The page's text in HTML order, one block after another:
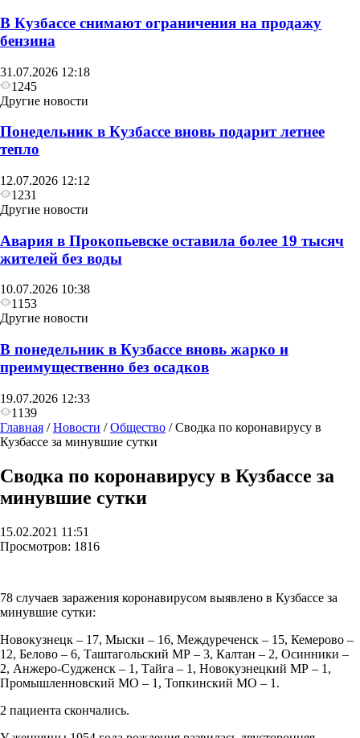
В Кузбассе снимают ограничения на продажу
бензина
31.07.2026 12:18
1245
Другие новости
Понедельник в Кузбассе вновь подарит летнее
тепло
12.07.2026 12:12
1231
Другие новости
Авария в Прокопьевске оставила более 19 тысяч
жителей без воды
10.07.2026 10:38
1153
Другие новости
В понедельник в Кузбассе вновь жарко и
преимущественно без осадков
19.07.2026 12:33
1139
Главная /Новости /Общество /Сводка по коронавирусу в
Кузбассе за минувшие сутки
Сводка по коронавирусу в Кузбассе за
минувшие сутки
15.02.2021 11:51
Просмотров: 1816
78 случаев заражения коронавирусом выявлено в Кузбассе за
минувшие сутки:
Новокузнецк – 17, Мыски – 16, Междуреченск – 15, Кемерово –
12, Белово – 6, Таштагольский МР – 3, Калтан – 2, Осинники –
2, Анжеро-Судженск – 1, Тайга – 1, Новокузнецкий МР – 1,
Промышленновский МО – 1, Топкинский МО – 1.
2 пациента скончались.